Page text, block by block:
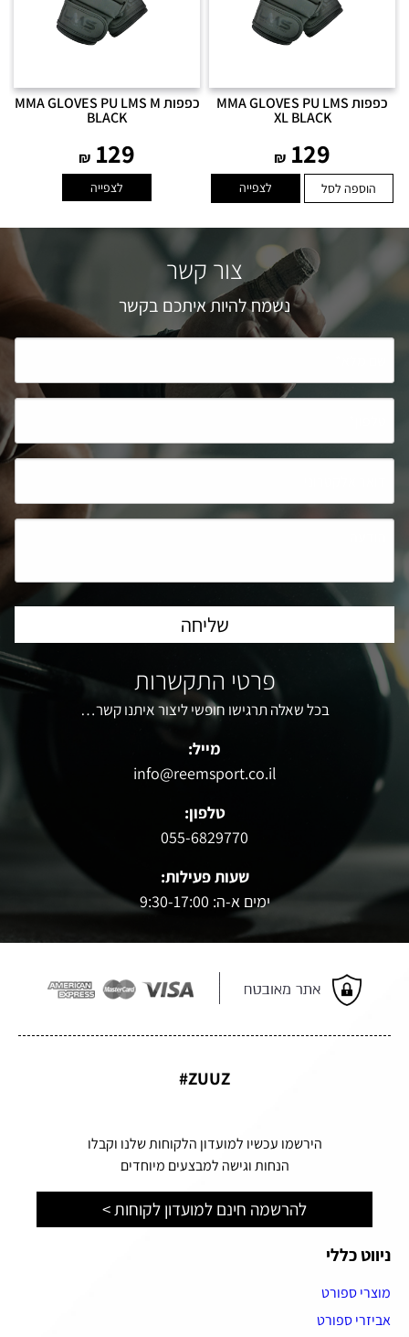
כפפות MMA GLOVES PU LMS
XL BLACK
129
₪
הוספה לסל לצפייה
כפפות MMA GLOVES PU LMS M
BLACK
129
₪
לצפייה
צור קשר
נשמח להיות איתכם בקשר
פרטי התקשרות
בכל שאלה תרגישו חופשי ליצור איתנו קשר…
מייל:
info@reemsport.co.il
טלפון:
055-6829770
שעות פעילות:
ימים א-ה: 9:30-17:00
ZUUZ#
הירשמו עכשיו למועדון הלקוחות שלנו וקבלו
הנחות וגישה למבצעים מיוחדים
להרשמה חינם למועדון לקוחות >
ניווט כללי
מוצרי ספורט
אביזרי ספורט